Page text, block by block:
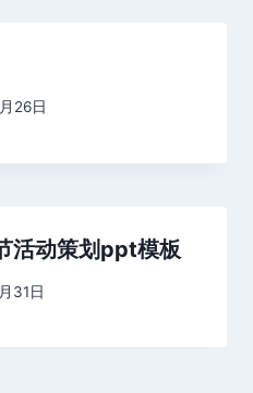
26日
活动策划ppt模板
31日